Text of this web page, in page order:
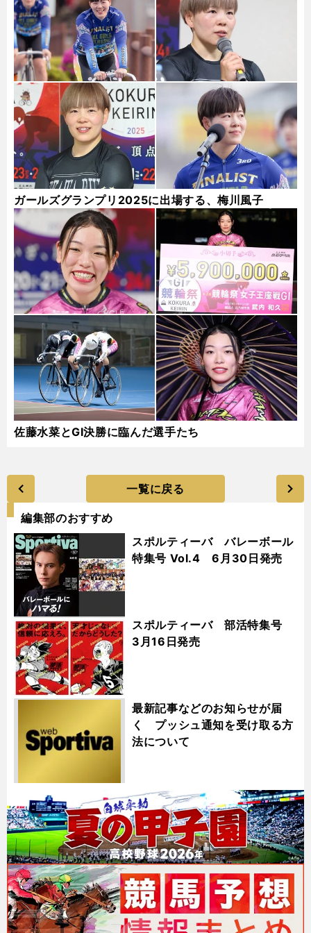
ガールズグランプリ2025に出場する、梅川風子
佐藤水菜とGⅠ決勝に臨んだ選手たち
一覧に戻る
編集部のおすすめ
スポルティーバ バレーボール
特集号 Vol.4 6月30日発売
スポルティーバ 部活特集号
3月16日発売
最新記事などのお知らせが届
く プッシュ通知を受け取る方
法について